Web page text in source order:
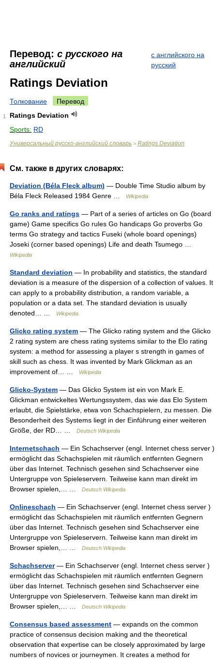
Перевод: с русского на
английский
с английского на
русский
Ratings Deviation
Толкование Перевод
1
Ratings Deviation
Sports: RD
Универсальный русско-английский словарь > Ratings Deviation
См. также в других словарях:
Deviation (Béla Fleck album) — Double Time Studio album by
Béla Fleck Released 1984 Genre …
Wikipedia
Go ranks and ratings — Part of a series of articles on Go (board
game) Game specifics Go rules Go handicaps Go proverbs Go
terms Go strategy and tactics Fuseki (whole board openings)
Joseki (corner based openings) Life and death Tsumego …
Wikipedia
Standard deviation — In probability and statistics, the standard
deviation is a measure of the dispersion of a collection of values. It
can apply to a probability distribution, a random variable, a
population or a data set. The standard deviation is usually
denoted… …
Wikipedia
Glicko rating system — The Glicko rating system and the Glicko
2 rating system are chess rating systems similar to the Elo rating
system: a method for assessing a player s strength in games of
skill such as chess. It was invented by Mark Glickman as an
improvement of… …
Wikipedia
Glicko-System — Das Glicko System ist ein von Mark E.
Glickman entwickeltes Wertungssystem, das wie das Elo System
erlaubt, die Spielstärke, etwa von Schachspielern, zu messen. Die
Besonderheit des Systems liegt in der Einführung einer weiteren
Größe, der RD… …
Deutsch Wikipedia
Internetschach — Ein Schachserver (engl. Internet chess server )
ermöglicht das Schachspielen mit räumlich entfernten Gegnern
über das Internet. Technisch gesehen sind Schachserver eine
Untergruppe von Spieleservern. Teilweise kann man direkt im
Browser spielen,… …
Deutsch Wikipedia
Onlineschach — Ein Schachserver (engl. Internet chess server )
ermöglicht das Schachspielen mit räumlich entfernten Gegnern
über das Internet. Technisch gesehen sind Schachserver eine
Untergruppe von Spieleservern. Teilweise kann man direkt im
Browser spielen,… …
Deutsch Wikipedia
Schachserver— Ein Schachserver (engl. Internet chess server )
ermöglicht das Schachspielen mit räumlich entfernten Gegnern
über das Internet. Technisch gesehen sind Schachserver eine
Untergruppe von Spieleservern. Teilweise kann man direkt im
Browser spielen,… …
Deutsch Wikipedia
Consensus based assessment — expands on the common
practice of consensus decision making and the theoretical
observation that expertise can be closely approximated by large
numbers of novices or journeymen. It creates a method for